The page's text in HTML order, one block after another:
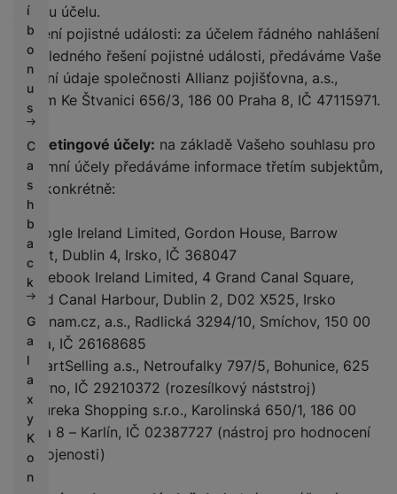
í
b
o
n
u
s
C
a
s
h
b
a
c
k
G
a
l
a
x
y
K
o
n
jinému účelu.
Hlášení pojistné události: za účelem řádného nahlášení
a následného řešení pojistné události, předáváme Vaše
osobní údaje společnosti Allianz pojišťovna, a.s.,
sídlem Ke Štvanici 656/3, 186 00 Praha 8, IČ 47115971.
Marketingové účely: na základě Vašeho souhlasu pro
reklamní účely předáváme informace třetím subjektům,
a to konkrétně:
- Google Ireland Limited, Gordon House, Barrow
Street, Dublin 4, Irsko, IČ 368047
- Facebook Ireland Limited, 4 Grand Canal Square,
Grand Canal Harbour, Dublin 2, D02 X525, Irsko
- Seznam.cz, a.s., Radlická 3294/10, Smíchov, 150 00
Praha, IČ 26168685
- SmartSelling a.s., Netroufalky 797/5, Bohunice, 625
00 Brno, IČ 29210372 (rozesílkový náststroj)
- Heureka Shopping s.r.o., Karolinská 650/1, 186 00
Praha 8 – Karlín, IČ 02387727 (nástroj pro hodnocení
spokojenosti)